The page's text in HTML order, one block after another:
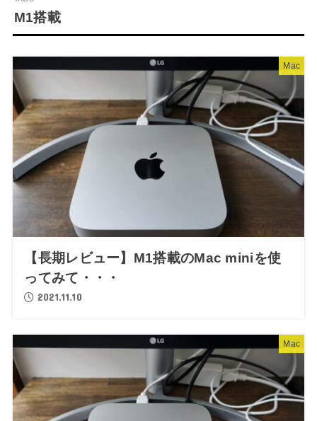
M1搭載
Mac
【長期レビュー】M1搭載のMac miniを使
ってみて・・・
2021.11.10
Mac